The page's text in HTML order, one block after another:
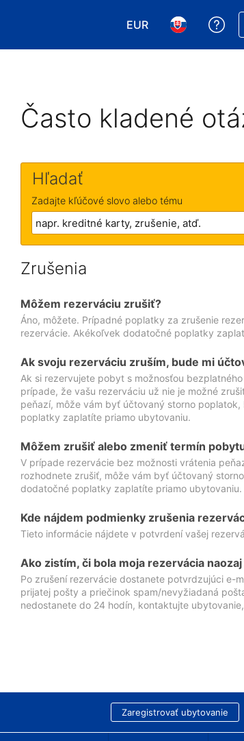
EUR
Vybrať menu.
Vybrať
Často kladené
Hľadať
Zadajte kľúčové slovo alebo tému
Zrušenia
Môžem rezerváciu zrušiť?
Áno, môžete. Prípadné poplatky za zrušenie
rezervácie. Akékoľvek dodatočné poplatky
Ak svoju rezerváciu zruším, bude mi
Ak si rezervujete pobyt s možnosťou
prípade, že vašu rezerváciu už nie je možné
peňazí, môže vám byť účtovaný storno
poplatky zaplatíte priamo ubytovaniu.
Môžem zrušiť alebo zmeniť termín
V prípade rezervácie bez možnosti vrátenia
rozhodnete zrušiť, môže vám byť účtovaný
dodatočné poplatky zaplatíte priamo ubytovaniu.
Kde nájdem podmienky zrušenia
Tieto informácie nájdete v potvrdení vašej
Ako zistím, či bola moja rezervácia
Po zrušení rezervácie dostanete potvrdzujúci e-
prijatej pošty a priečinok spam/nevyžiadaná
nedostanete do 24 hodín, kontaktujte
Zaregistrovať ubytovanie